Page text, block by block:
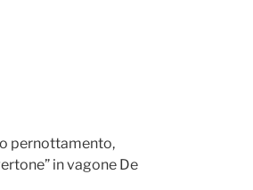
pernottamento,
in vagone De